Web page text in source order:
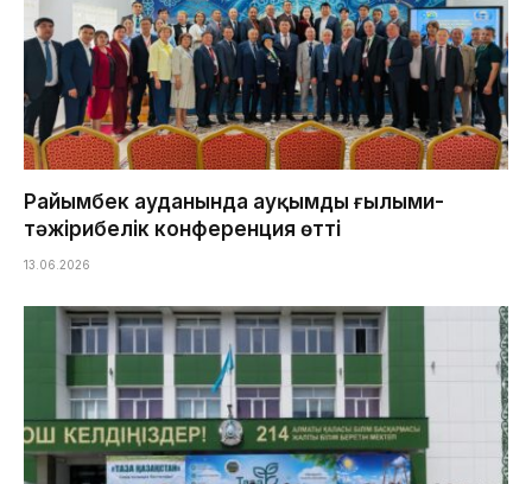
Райымбек ауданында ауқымды ғылыми-
тәжірибелік конференция өтті
13.06.2026